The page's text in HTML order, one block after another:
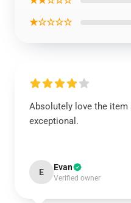
★☆☆☆☆
Absolutely love the item
exceptional.
E Evan
Verified owner